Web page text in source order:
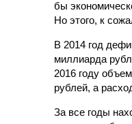
бы
Но этого, к
В 2014 год
миллиарда
2016 году
рублей, а
За все годы